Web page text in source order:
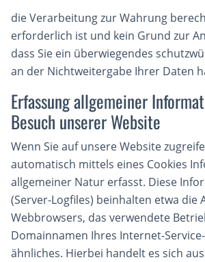
die Verarbeitung zur Wahrung
erforderlich ist und kein Grund zur
dass Sie ein überwiegendes
an der Nichtweitergabe Ihrer Daten
Erfassung allgemeiner
Besuch unserer Website
Wenn Sie auf unsere Website
automatisch mittels eines Cookies
allgemeiner Natur erfasst. Diese
(Server-Logfiles) beinhalten etwa die
Webbrowsers, das verwendete
Domainnamen Ihres Internet-
ähnliches. Hierbei handelt es sich